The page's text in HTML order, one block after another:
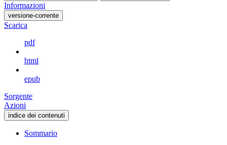
Informazioni
versione-corrente
Scarica
pdf
html
epub
Sorgente
Azioni
indice dei contenuti
Sommario